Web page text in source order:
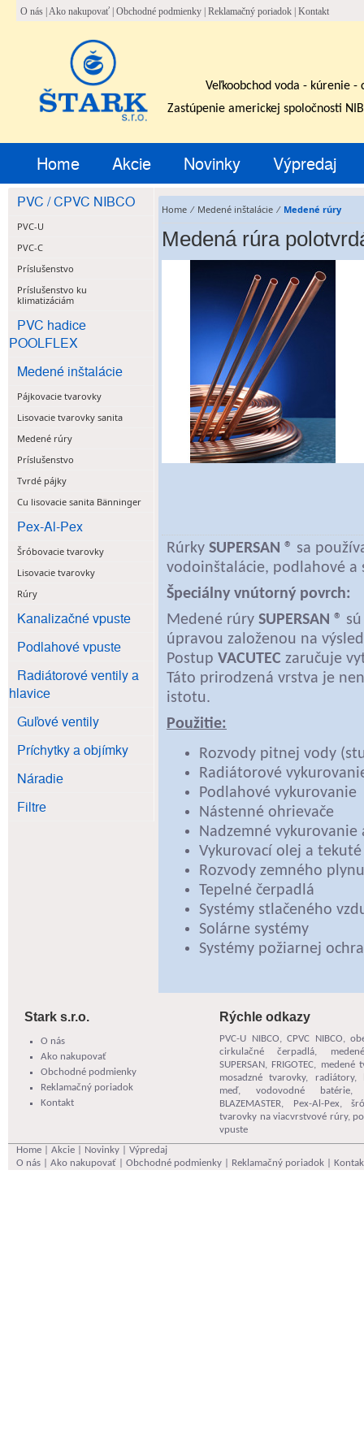
O nás Ako nakupovať Obchodné podmienky Reklamačný poriadok Kontakt
Veľkoobchod voda - kúrenie -
Zastúpenie americkej spoločnosti
Home Akcie Novinky Výpredaj
PVC / CPVC NIBCO
PVC-U
PVC-C
Príslušenstvo
Príslušenstvo ku
klimatizáciám
PVC hadice
POOLFLEX
Medené inštalácie
Pájkovacie tvarovky
Lisovacie tvarovky sanita
Medené rúry
Príslušenstvo
Tvrdé pájky
Cu lisovacie sanita Bänninger
Pex-Al-Pex
Šróbovacie tvarovky
Lisovacie tvarovky
Rúry
Kanalizačné vpuste
Podlahové vpuste
Radiátorové ventily a
hlavice
Guľové ventily
Príchytky a objímky
Náradie
Filtre
Home ⁄ Medené inštalácie ⁄ Medené rúry
Medená rúra
Rúrky SUPERSAN ® sa
vodoinštalácie, podlahové a
Špeciálny vnútorný povrch:
Medené rúry SUPERSAN ®
úpravou založenou na
Postup VACUTEC zaručuje
Táto prirodzená vrstva je
istotu.
Použitie:
Rozvody pitnej vody
Radiátorové
Podlahové vykurovanie
Nástenné ohrievače
Nadzemné vykurovanie
Vykurovací olej a
Rozvody zemného plynu
Tepelné čerpadlá
Systémy stlačeného
Solárne systémy
Systémy požiarnej
Stark s.r.o.
O nás
Ako nakupovať
Obchodné podmienky
Reklamačný poriadok
Kontakt
Rýchle odkazy
PVC-U NIBCO,CPVC NIBCO,
cirkulačné čerpadlá,
SUPERSAN, FRIGOTEC, medené
mosadzné tvarovky, radiátory,
meď, vodovodné batérie
BLAZEMASTER, Pex-Al-Pex,
tvarovky na viacvrstvové rúry,
vpuste
Home
Akcie Novinky
Výpredaj
O nás
Ako nakupovať Obchodné podmienky Reklamačný poriadok